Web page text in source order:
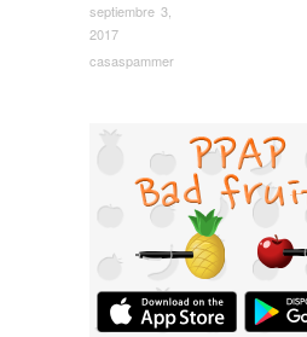
septiembre 3,
2017
casaspammer